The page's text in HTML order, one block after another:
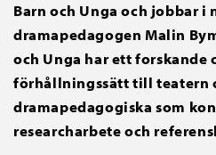
Barn och Unga och jobbar i
dramapedagogen Malin
och Unga har ett forskande
förhållningssätt till teatern
dramapedagogiska som
researcharbete och